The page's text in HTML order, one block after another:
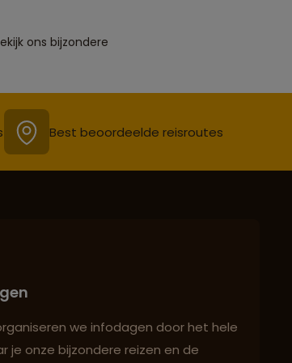
ons bijzondere
Best beoordeelde reisroutes
we infodagen door het hele
je onze bijzondere reizen en de